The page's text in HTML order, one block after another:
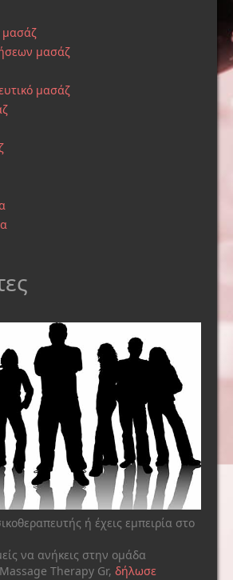
μασάζ
μασάζ
μασάζ
ή έχεις εμπειρία στο
να ανήκεις στην ομάδα
Therapy Gr, δήλωσε